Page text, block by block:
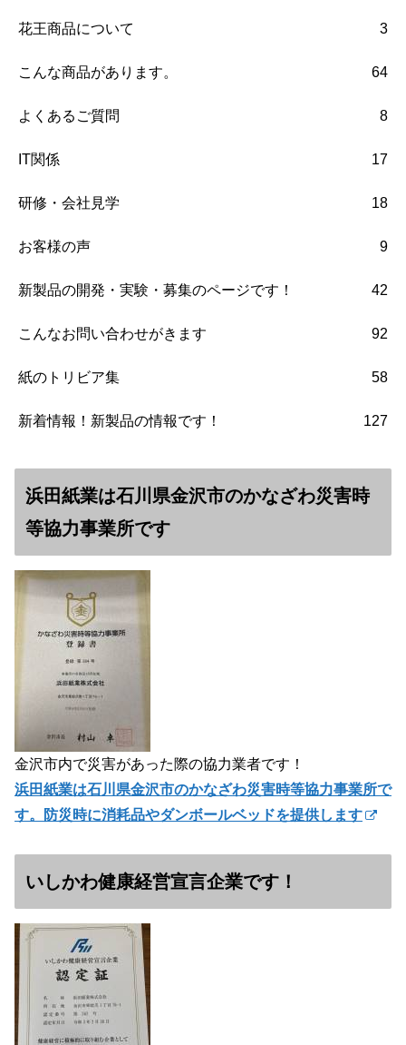
花王商品について 3
こんな商品があります。 64
よくあるご質問 8
IT関係 17
研修・会社見学 18
お客様の声 9
新製品の開発・実験・募集のページです！ 42
こんなお問い合わせがきます 92
紙のトリビア集 58
新着情報！新製品の情報です！ 127
浜田紙業は石川県金沢市のかなざわ災害時
等協力事業所です
金沢市内で災害があった際の協力業者です！
浜田紙業は石川県金沢市のかなざわ災害時等協力事業所で
す。防災時に消耗品やダンボールベッドを提供します
いしかわ健康経営宣言企業です！